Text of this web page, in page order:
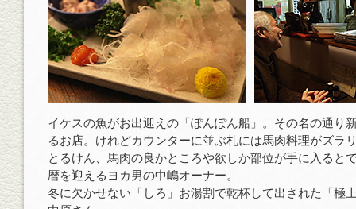
イケスの魚がお出迎えの「ぽんぽん船」。その名の通り
るお店。けれどカウンターに並ぶ札には馬肉料理がズラ
とるけん、馬肉の良かところや欲しか部位が手に入ると
暦を迎えるヨカ男の中嶋オーナー。
冬に欠かせない「しろ」お湯割で乾杯して出された「極